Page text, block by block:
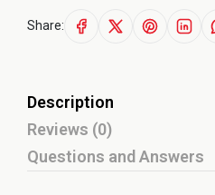
Share:
Description
Reviews (0)
Questions and Answers